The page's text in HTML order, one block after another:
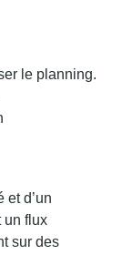
le planning.
et d’un
un flux
sur des